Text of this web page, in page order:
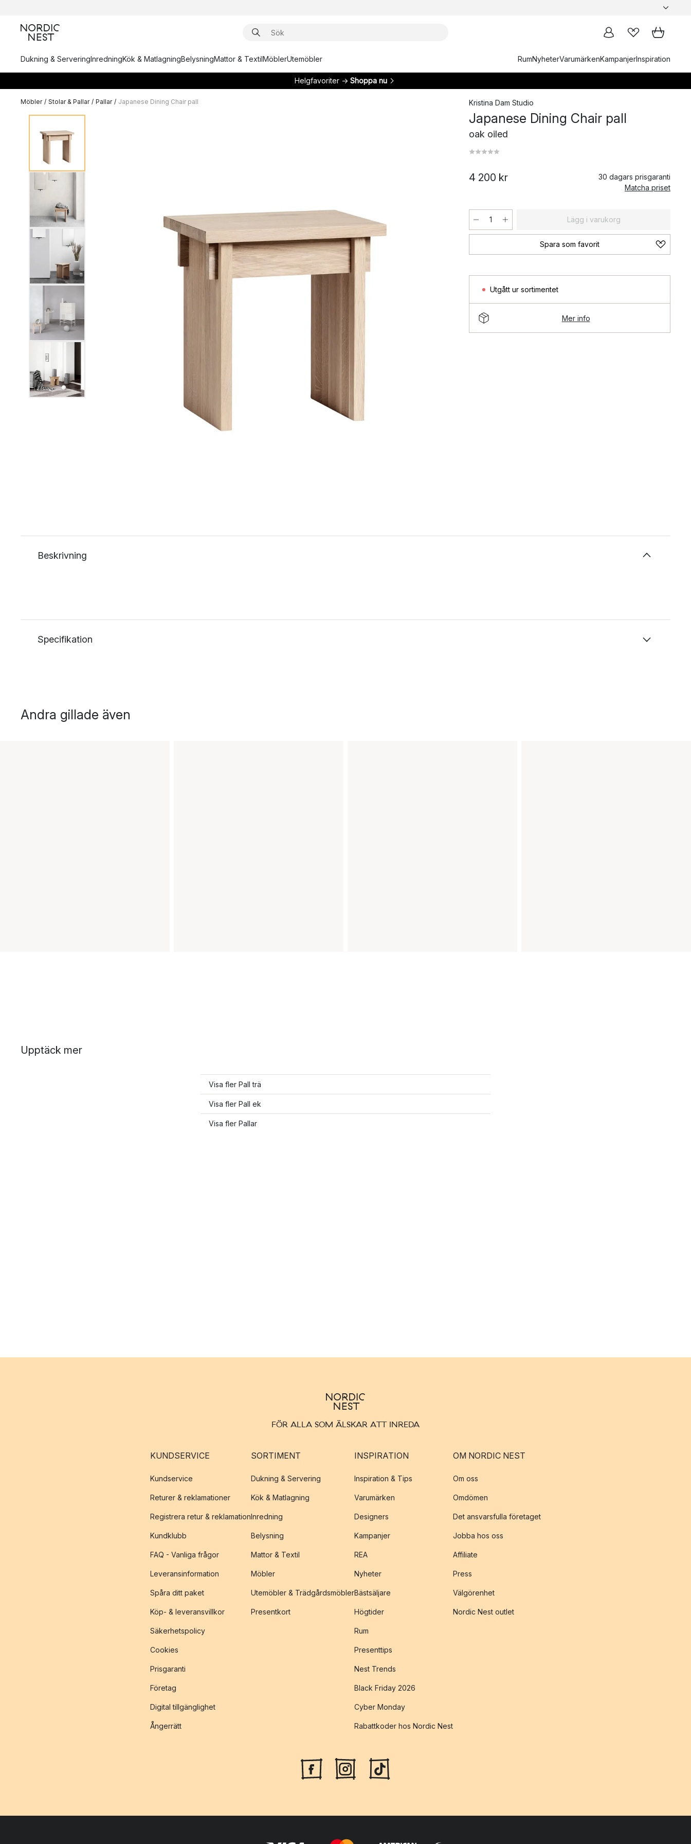
Dukning & ServeringInredningKök & MatlagningBelysningMattor & TextilMöblerUtemöbler RumNyheterVarumärkenKampanjerInspiration
Helgfavoriter → Shoppa nu
Möbler / Stolar & Pallar / Pallar / Japanese Dining Chair pall Kristina Dam Studio
Japanese Dining Chair pall
oak oiled
4 200 kr
30 dagars prisgaranti
Matcha priset
Lägg i varukorg
Spara som favorit
Utgått ur sortimentet
Mer info
Beskrivning
Specifikation
Andra gillade även
Upptäck mer
Visa fler Pall trä
Visa fler Pall ek
Visa fler Pallar
FÖR ALLA SOM ÄLSKAR ATT INREDA
KUNDSERVICE
Kundservice
Returer & reklamationer
Registrera retur & reklamation
Kundklubb
FAQ - Vanliga frågor
Leveransinformation
Spåra ditt paket
Köp- & leveransvillkor
Säkerhetspolicy
Cookies
Prisgaranti
Företag
Digital tillgänglighet
Ångerrätt
SORTIMENT
Dukning & Servering
Kök & Matlagning
Inredning
Belysning
Mattor & Textil
Möbler
Utemöbler & Trädgårdsmöbler
Presentkort
INSPIRATION
Inspiration & Tips
Varumärken
Designers
Kampanjer
REA
Nyheter
Bästsäljare
Högtider
Rum
Presenttips
Nest Trends
Black Friday 2026
Cyber Monday
Rabattkoder hos Nordic Nest
OM NORDIC NEST
Om oss
Omdömen
Det ansvarsfulla företaget
Jobba hos oss
Affiliate
Press
Välgörenhet
Nordic Nest outlet